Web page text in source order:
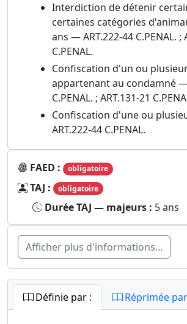
Interdiction de détenir
certaines catégories
ans — ART.222-44 C.PENAL. ;
C.PENAL.
Confiscation d'un ou
appartenant au condamné —
C.PENAL. ; ART.131-21
Confiscation d'une ou
ART.222-44 C.PENAL.
FAED : obligatoire
TAJ : obligatoire
Durée TAJ — majeurs : 5 ans
Afficher plus d'informations...
Définie par : Réprimée